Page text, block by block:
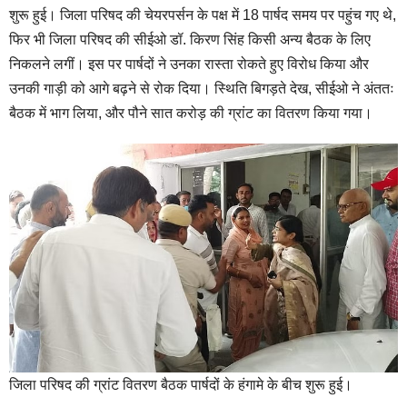
शुरू हुई। जिला परिषद की चेयरपर्सन के पक्ष में 18 पार्षद समय पर पहुंच गए थे,
फिर भी जिला परिषद की सीईओ डॉ. किरण सिंह किसी अन्य बैठक के लिए
निकलने लगीं। इस पर पार्षदों ने उनका रास्ता रोकते हुए विरोध किया और
उनकी गाड़ी को आगे बढ़ने से रोक दिया। स्थिति बिगड़ते देख, सीईओ ने अंततः
बैठक में भाग लिया, और पौने सात करोड़ की ग्रांट का वितरण किया गया।
जिला परिषद की ग्रांट वितरण बैठक पार्षदों के हंगामे के बीच शुरू हुई।